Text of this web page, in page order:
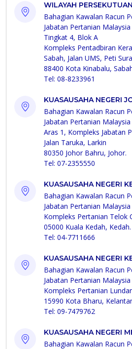
WILAYAH
Bahagian Kawalan Racun
Jabatan Pertanian Malaysia
Tingkat 4, Blok A
Kompleks Pentadbiran
Sabah, Jalan UMS, Peti
88400 Kota Kinabalu,
Tel: 08-8233961
KUASAUSAHA NEGERI
Bahagian Kawalan Racun
Jabatan Pertanian Malaysia
Aras 1, Kompleks Jabatan
Jalan Taruka, Larkin
80350 Johor Bahru, Johor.
Tel: 07-2355550
KUASAUSAHA NEGERI
Bahagian Kawalan Racun
Jabatan Pertanian Malaysia
Kompleks Pertanian Telok
05000 Kuala Kedah, Kedah.
Tel: 04-7711666
KUASAUSAHA NEGERI
Bahagian Kawalan Racun
Jabatan Pertanian Malaysia
Kompleks Pertanian
15990 Kota Bharu,
Tel: 09-7479762
KUASAUSAHA NEGERI
Bahagian Kawalan Racun